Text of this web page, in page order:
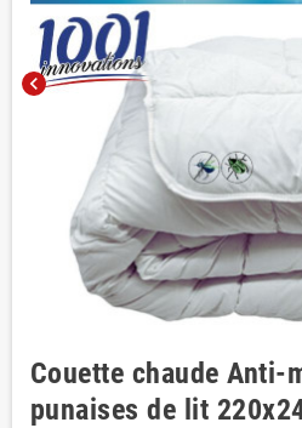
chevron_left
Couette chaude Anti-
punaises de lit